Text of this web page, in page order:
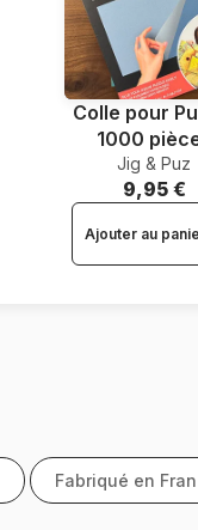
Colle pour
1000
Jig & Puz
9,95 €
Ajouter au
Fabriqué en